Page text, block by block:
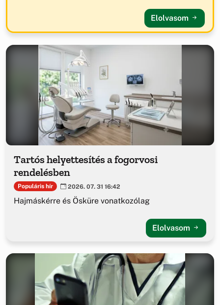
Elolvasom
Tartós helyettesítés a fogorvosi
rendelésben
Populáris hír 2026. 07. 31 16:42
Hajmáskérre és Ösküre vonatkozólag
Elolvasom